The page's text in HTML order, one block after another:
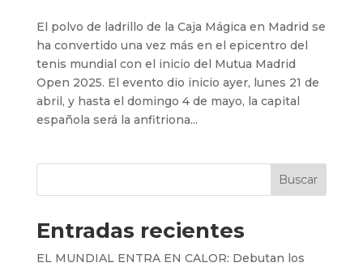
El polvo de ladrillo de la Caja Mágica en Madrid se
ha convertido una vez más en el epicentro del
tenis mundial con el inicio del Mutua Madrid
Open 2025. El evento dio inicio ayer, lunes 21 de
abril, y hasta el domingo 4 de mayo, la capital
española será la anfitriona...
Buscar
Entradas recientes
EL MUNDIAL ENTRA EN CALOR: Debutan los